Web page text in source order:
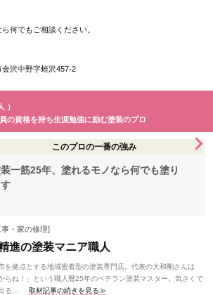
何でもご相談ください。
沢中野字蛭沢457-2
）
の資格を持ち生涯勉強に励む塗装のプロ
このプロの一番の強み
一筋25年、塗れるモノなら何でも塗り
・家の修理]
進の塗装マニア職人
拠点とする地域密着型の塗装専門店。代表の大和剛さんは
らね！」という職人暦25年のベテラン塗装マスター。気さくで
る...
取材記事の続きを見る≫